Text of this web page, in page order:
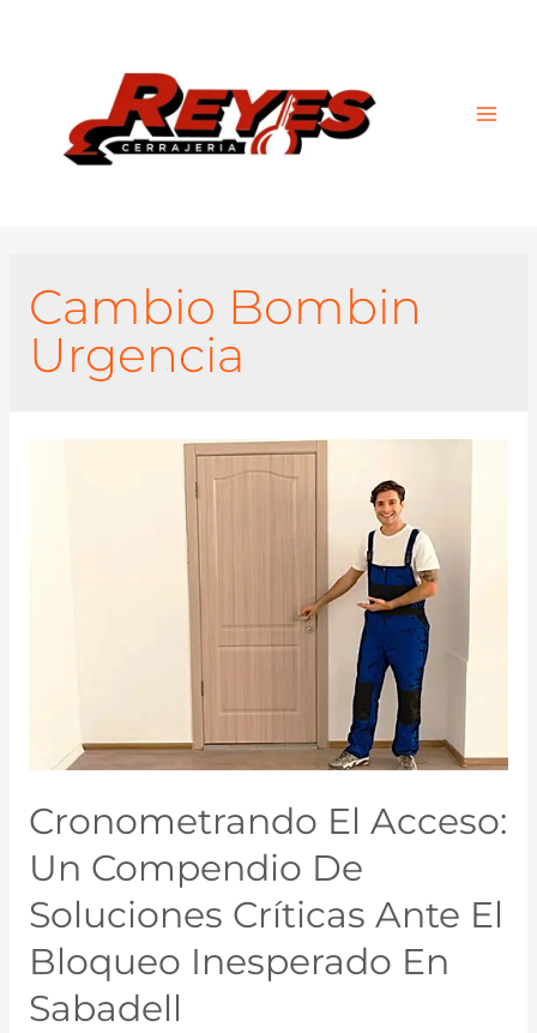
Cambio Bombin
Urgencia
Cronometrando El Acceso:
Un Compendio De
Soluciones Críticas Ante El
Bloqueo Inesperado En
Sabadell